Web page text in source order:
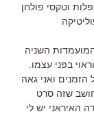
וטקסי פולחן
השניה
בפני עצמו.
ואני גאה
שזה סרט
האיראני יש לי